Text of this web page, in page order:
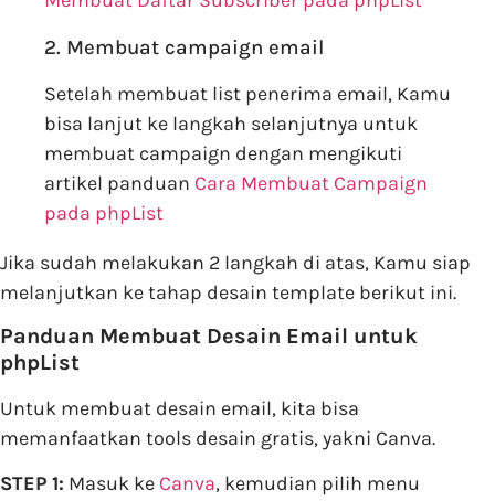
2. Membuat campaign email
Setelah membuat list penerima email, Kamu
bisa lanjut ke langkah selanjutnya untuk
membuat campaign dengan mengikuti
artikel panduan Cara Membuat Campaign
pada phpList
Jika sudah melakukan 2 langkah di atas, Kamu siap
melanjutkan ke tahap desain template berikut ini.
Panduan Membuat Desain Email untuk
phpList
Untuk membuat desain email, kita bisa
memanfaatkan tools desain gratis, yakni Canva.
STEP 1: Masuk ke Canva, kemudian pilih menu